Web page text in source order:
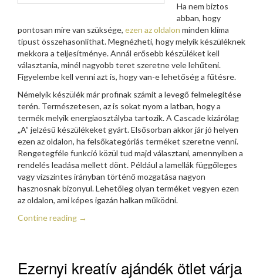
Ha nem biztos
abban, hogy
pontosan mire van szüksége, ezen az oldalon minden klíma
típust összehasonlíthat. Megnézheti, hogy melyik készüléknek
mekkora a teljesítménye. Annál erősebb készüléket kell
választania, minél nagyobb teret szeretne vele lehűteni.
Figyelembe kell venni azt is, hogy van-e lehetőség a fűtésre.
Némelyik készülék már profinak számít a levegő felmelegítése
terén. Természetesen, az is sokat nyom a latban, hogy a
termék melyik energiaosztályba tartozik. A Cascade kizárólag
„A” jelzésű készülékeket gyárt. Elsősorban akkor jár jó helyen
ezen az oldalon, ha felsőkategóriás terméket szeretne venni.
Rengetegféle funkció közül tud majd választani, amennyiben a
rendelés leadása mellett dönt. Például a lamellák függőleges
vagy vízszintes irányban történő mozgatása nagyon
hasznosnak bizonyul. Lehetőleg olyan terméket vegyen ezen
az oldalon, ami képes igazán halkan működni.
Contine reading →
Ezernyi kreatív ajándék ötlet várja